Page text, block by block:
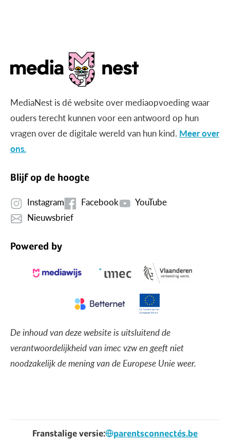
MediaNest is dé website over mediaopvoeding waar
ouders terecht kunnen voor een antwoord op hun
vragen over de digitale wereld van hun kind. Meer over
ons.
Blijf op de hoogte
Instagram Facebook
YouTube
Nieuwsbrief
Powered by
De inhoud van deze website is uitsluitend de
verantwoordelijkheid van imec vzw en geeft niet
noodzakelijk de mening van de Europese Unie weer.
Franstalige versie: parentsconnectés.be